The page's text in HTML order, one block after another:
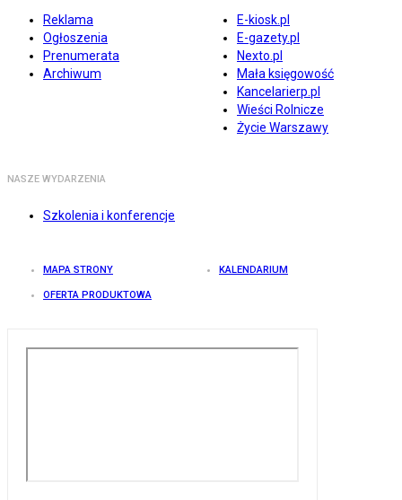
Reklama
Ogłoszenia
Prenumerata
Archiwum
E-kiosk.pl
E-gazety.pl
Nexto.pl
Mała księgowość
Kancelarierp.pl
Wieści Rolnicze
Życie Warszawy
NASZE WYDARZENIA
Szkolenia i konferencje
MAPA STRONY KALENDARIUM
OFERTA PRODUKTOWA